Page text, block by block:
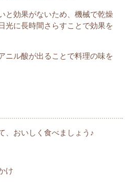
と効果がないため、機械で乾燥
光に長時間さらすことで効果を
ニル酸が出ることで料理の味を
、おいしく食べましょう♪
け